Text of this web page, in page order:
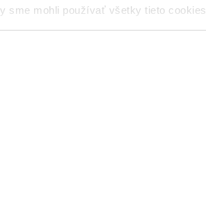
sme mohli používať všetky tieto